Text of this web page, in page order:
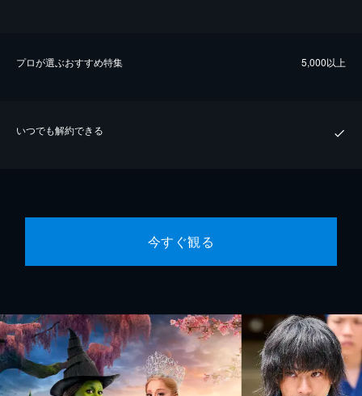
プロが選ぶおすすめ特集 5,000以上
いつでも解約できる
今すぐ観る